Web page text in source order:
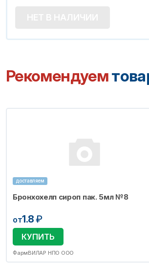
Рекомендуем
доставляем
Бронхохелп сироп пак. 5мл №8
от1.8₽
КУПИТЬ
ФармВИЛАР НПО ООО